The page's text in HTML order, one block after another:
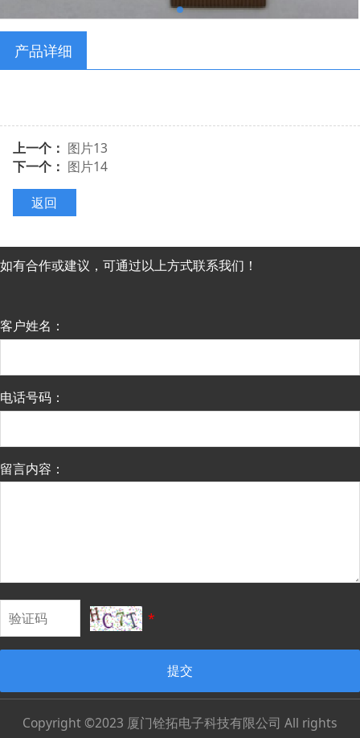
产品详细
上一个： 图片13
下一个： 图片14
返回
如有合作或建议，可通过以上方式联系我们！
客户姓名：
电话号码：
留言内容：
*
提交
Copyright ©2023 厦门铨拓电子科技有限公司 All rights